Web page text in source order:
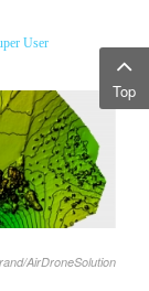
User
AirDroneSolution
Top